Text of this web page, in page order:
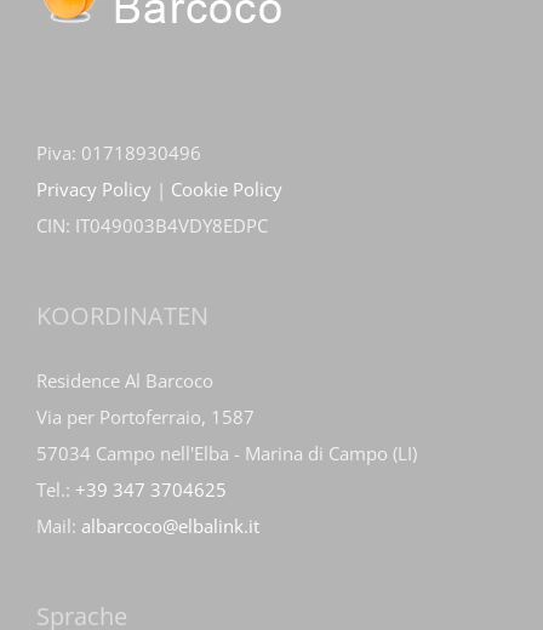
Piva: 01718930496
Privacy Policy | Cookie Policy
CIN: IT049003B4VDY8EDPC
KOORDINATEN
Residence Al Barcoco
Via per Portoferraio, 1587
57034 Campo nell'Elba - Marina di Campo (LI)
Tel.: +39 347 3704625
Mail: albarcoco@elbalink.it
Sprache